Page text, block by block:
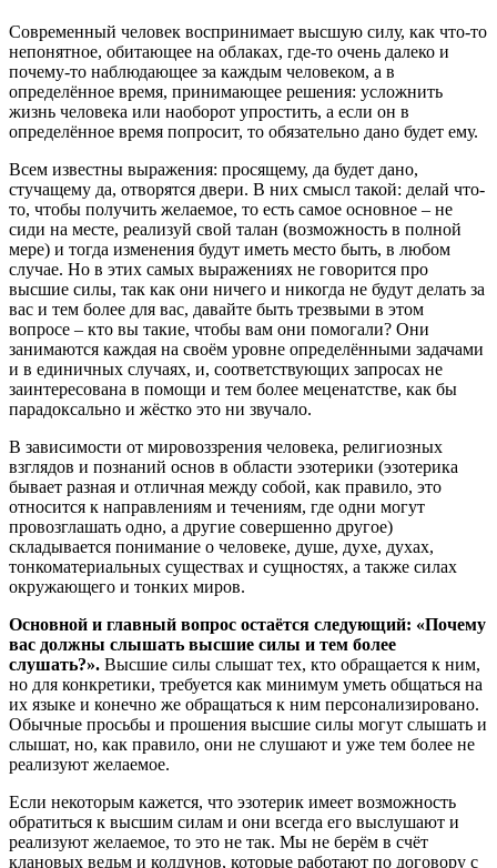
Современный человек воспринимает высшую силу, как что-то
непонятное, обитающее на облаках, где-то очень далеко и
почему-то наблюдающее за каждым человеком, а в
определённое время, принимающее решения: усложнить
жизнь человека или наоборот упростить, а если он в
определённое время попросит, то обязательно дано будет ему.
Всем известны выражения: просящему, да будет дано,
стучащему да, отворятся двери. В них смысл такой: делай что-
то, чтобы получить желаемое, то есть самое основное – не
сиди на месте, реализуй свой талан (возможность в полной
мере) и тогда изменения будут иметь место быть, в любом
случае. Но в этих самых выражениях не говорится про
высшие силы, так как они ничего и никогда не будут делать за
вас и тем более для вас, давайте быть трезвыми в этом
вопросе – кто вы такие, чтобы вам они помогали? Они
занимаются каждая на своём уровне определёнными задачами
и в единичных случаях, и, соответствующих запросах не
заинтересована в помощи и тем более меценатстве, как бы
парадоксально и жёстко это ни звучало.
В зависимости от мировоззрения человека, религиозных
взглядов и познаний основ в области эзотерики (эзотерика
бывает разная и отличная между собой, как правило, это
относится к направлениям и течениям, где одни могут
провозглашать одно, а другие совершенно другое)
складывается понимание о человеке, душе, духе, духах,
тонкоматериальных существах и сущностях, а также силах
окружающего и тонких миров.
Основной и главный вопрос остаётся следующий: «Почему
вас должны слышать высшие силы и тем более
слушать?». Высшие силы слышат тех, кто обращается к ним,
но для конкретики, требуется как минимум уметь общаться на
их языке и конечно же обращаться к ним персонализировано.
Обычные просьбы и прошения высшие силы могут слышать и
слышат, но, как правило, они не слушают и уже тем более не
реализуют желаемое.
Если некоторым кажется, что эзотерик имеет возможность
обратиться к высшим силам и они всегда его выслушают и
реализуют желаемое, то это не так. Мы не берём в счёт
клановых ведьм и колдунов, которые работают по договору с